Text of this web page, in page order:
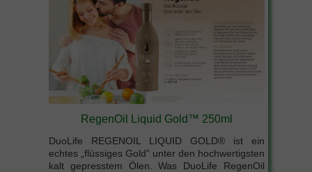
RegenOil Liquid Gold™ 250ml
DuoLife REGENOIL LIQUID GOLD® ist ein
echtes „flüssiges Gold” unter den hochwertigsten
kalt gepresstem Ölen. Was DuoLife RegenOil